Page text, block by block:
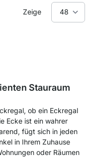
Zeige
Stauraum
ob ein Eckregal
Ecke ist ein wahrer
fügt sich in jeden
in Ihrem Zuhause
oder Räumen